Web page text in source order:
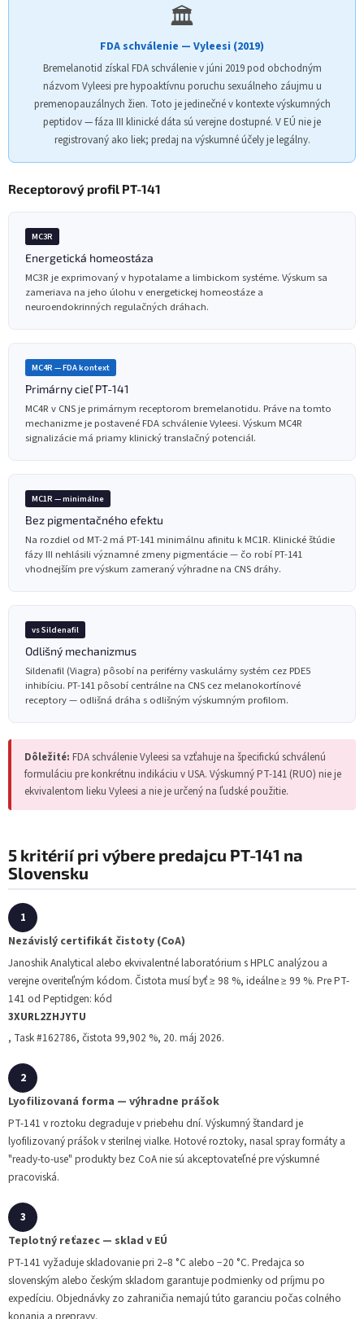
🏛️
FDA schválenie — Vyleesi (2019)
Bremelanotid získal FDA schválenie v júni 2019 pod obchodným
názvom Vyleesi pre hypoaktívnu poruchu sexuálneho záujmu u
premenopauzálnych žien. Toto je jedinečné v kontexte výskumných
peptidov — fáza III klinické dáta sú verejne dostupné. V EÚ nie je
registrovaný ako liek; predaj na výskumné účely je legálny.
Receptorový profil PT-141
MC3R
Energetická homeostáza
MC3R je exprimovaný v hypotalame a limbickom systéme. Výskum sa
zameriava na jeho úlohu v energetickej homeostáze a
neuroendokrinných regulačných dráhach.
MC4R — FDA kontext
Primárny cieľ PT-141
MC4R v CNS je primárnym receptorom bremelanotidu. Práve na tomto
mechanizme je postavené FDA schválenie Vyleesi. Výskum MC4R
signalizácie má priamy klinický translačný potenciál.
MC1R — minimálne
Bez pigmentačného efektu
Na rozdiel od MT-2 má PT-141 minimálnu afinitu k MC1R. Klinické štúdie
fázy III nehlásili významné zmeny pigmentácie — čo robí PT-141
vhodnejším pre výskum zameraný výhradne na CNS dráhy.
vs Sildenafil
Odlišný mechanizmus
Sildenafil (Viagra) pôsobí na periférny vaskulárny systém cez PDE5
inhibíciu. PT-141 pôsobí centrálne na CNS cez melanokortínové
receptory — odlišná dráha s odlišným výskumným profilom.
Dôležité: FDA schválenie Vyleesi sa vzťahuje na špecifickú schválenú
formuláciu pre konkrétnu indikáciu v USA. Výskumný PT-141 (RUO) nie je
ekvivalentom lieku Vyleesi a nie je určený na ľudské použitie.
5 kritérií pri výbere predajcu PT-141 na
Slovensku
Nezávislý certifikát čistoty (CoA)
Janoshik Analytical alebo ekvivalentné laboratórium s HPLC analýzou a
verejne overiteľným kódom. Čistota musí byť ≥ 98 %, ideálne ≥ 99 %. Pre PT-
141 od Peptidgen: kód
3XURL2ZHJYTU
, Task #162786, čistota 99,902 %, 20. máj 2026.
Lyofilizovaná forma — výhradne prášok
PT-141 v roztoku degraduje v priebehu dní. Výskumný štandard je
lyofilizovaný prášok v sterilnej vialke. Hotové roztoky, nasal spray formáty a
"ready-to-use" produkty bez CoA nie sú akceptovateľné pre výskumné
pracoviská.
Teplotný reťazec — sklad v EÚ
PT-141 vyžaduje skladovanie pri 2–8 °C alebo −20 °C. Predajca so
slovenským alebo českým skladom garantuje podmienky od príjmu po
expedíciu. Objednávky zo zahraničia nemajú túto garanciu počas colného